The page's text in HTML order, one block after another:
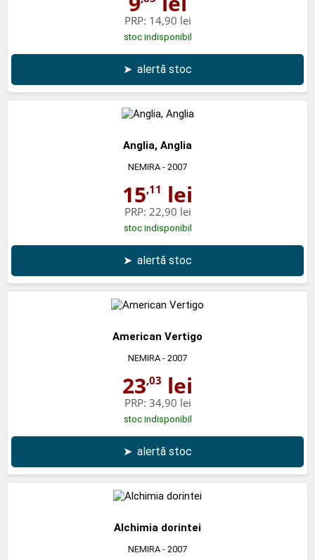
PRP: 14,90 lei
stoc indisponibil
➤ alertă stoc
Anglia, Anglia
NEMIRA - 2007
15,11 lei
PRP: 22,90 lei
stoc indisponibil
➤ alertă stoc
American Vertigo
NEMIRA - 2007
23,03 lei
PRP: 34,90 lei
stoc indisponibil
➤ alertă stoc
Alchimia dorintei
NEMIRA - 2007